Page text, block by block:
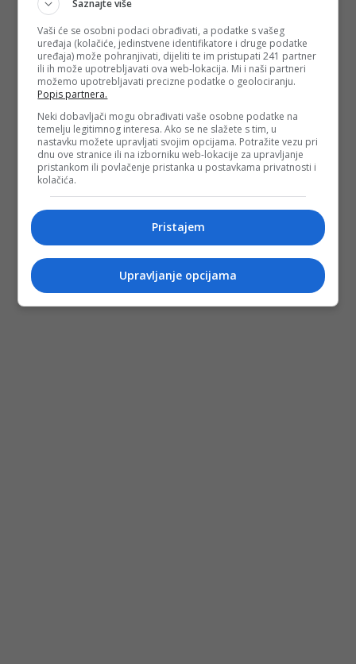
Saznajte više
Vaši će se osobni podaci obrađivati, a podatke s vašeg
uređaja (kolačiće, jedinstvene identifikatore i druge podatke
uređaja) može pohranjivati, dijeliti te im pristupati 241 partner
ili ih može upotrebljavati ova web-lokacija. Mi i naši partneri
možemo upotrebljavati precizne podatke o geolociranju.
Popis partnera.
Neki dobavljači mogu obrađivati vaše osobne podatke na
temelju legitimnog interesa. Ako se ne slažete s tim, u
nastavku možete upravljati svojim opcijama. Potražite vezu pri
dnu ove stranice ili na izborniku web-lokacije za upravljanje
pristankom ili povlačenje pristanka u postavkama privatnosti i
kolačića.
Pristajem
Upravljanje opcijama